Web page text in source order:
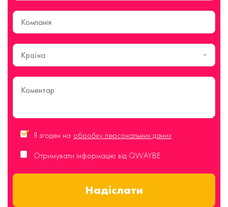
Країна
Я згоден на обробку персональних даних
Отримувати інформацію від QWAYBE
Надіслати